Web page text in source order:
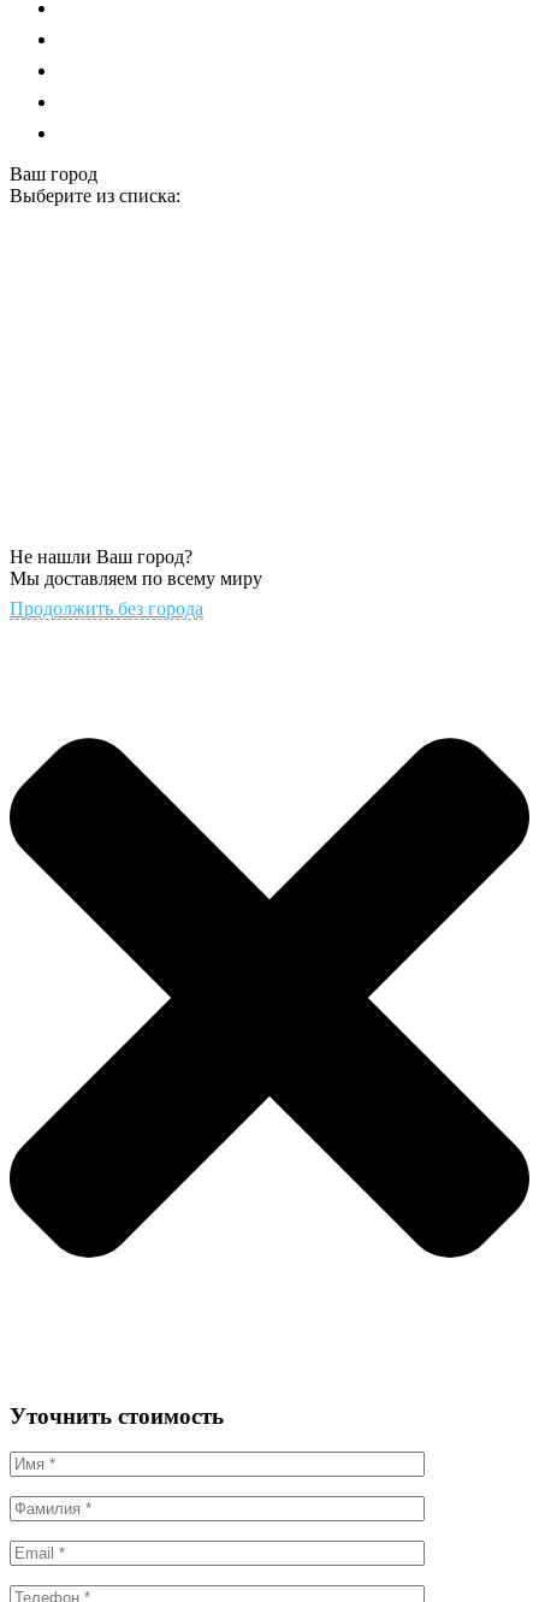
Ваш город
Выберите из списка:
Не нашли Ваш город?
Мы доставляем по всему миру
Продолжить без города
Уточнить стоимость